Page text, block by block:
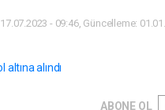
17.07.2023 - 09:46, Güncelleme:
ABONE OL